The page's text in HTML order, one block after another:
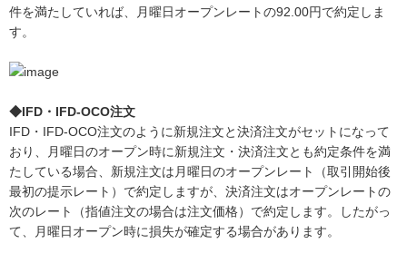
件を満たしていれば、月曜日オープンレートの92.00円で約定しま
す。
◆IFD・IFD-OCO注文
IFD・IFD-OCO注文のように新規注文と決済注文がセットになって
おり、月曜日のオープン時に新規注文・決済注文とも約定条件を満
たしている場合、新規注文は月曜日のオープンレート（取引開始後
最初の提示レート）で約定しますが、決済注文はオープンレートの
次のレート（指値注文の場合は注文価格）で約定します。したがっ
て、月曜日オープン時に損失が確定する場合があります。